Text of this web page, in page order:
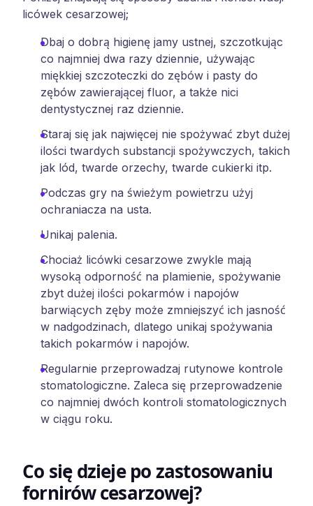
licówek cesarzowej;
Dbaj o dobrą higienę jamy ustnej, szczotkując
co najmniej dwa razy dziennie, używając
miękkiej szczoteczki do zębów i pasty do
zębów zawierającej fluor, a także nici
dentystycznej raz dziennie.
Staraj się jak najwięcej nie spożywać zbyt dużej
ilości twardych substancji spożywczych, takich
jak lód, twarde orzechy, twarde cukierki itp.
Podczas gry na świeżym powietrzu użyj
ochraniacza na usta.
Unikaj palenia.
Chociaż licówki cesarzowe zwykle mają
wysoką odporność na plamienie, spożywanie
zbyt dużej ilości pokarmów i napojów
barwiących zęby może zmniejszyć ich jasność
w nadgodzinach, dlatego unikaj spożywania
takich pokarmów i napojów.
Regularnie przeprowadzaj rutynowe kontrole
stomatologiczne. Zaleca się przeprowadzenie
co najmniej dwóch kontroli stomatologicznych
w ciągu roku.
Co się dzieje po zastosowaniu
fornirów cesarzowej?